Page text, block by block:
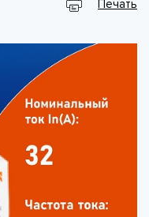
Печать